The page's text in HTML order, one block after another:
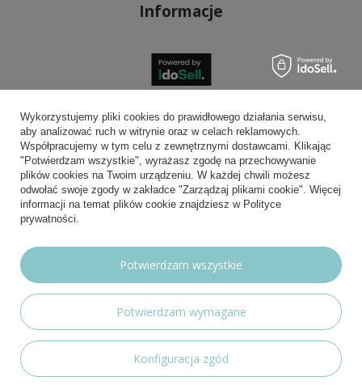
Informacje
Bezpieczne płatności
Wygodna dostawa
Możesz nam zaufać
Wykorzystujemy pliki cookies do prawidłowego działania serwisu,
aby analizować ruch w witrynie oraz w celach reklamowych.
Współpracujemy w tym celu z zewnętrznymi dostawcami. Klikając
"Potwierdzam wszystkie", wyrażasz zgodę na przechowywanie
plików cookies na Twoim urządzeniu. W każdej chwili możesz
odwołać swoje zgody w zakładce "Zarządzaj plikami cookie". Więcej
informacji na temat plików cookie znajdziesz w Polityce
prywatności.
Potwierdzam wymagane
Konfiguracja zgód
Potwierdzam wszystkie